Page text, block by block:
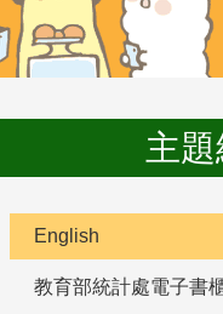
主
English
教育部統計處電子書